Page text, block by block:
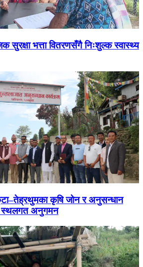
सुरक्षा भत्ता वितरणसँगै निःशुल्क स्वास्थ्य
कृषि जोन र अनुसन्धान
स्थलगत अनुगमन